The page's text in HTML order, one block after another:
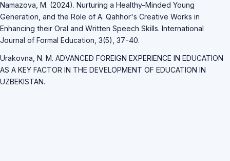
Namazova, M. (2024). Nurturing a Healthy-Minded Young
Generation, and the Role of A. Qahhor's Creative Works in
Enhancing their Oral and Written Speech Skills. International
Journal of Formal Education, 3(5), 37-40.
Urakovna, N. M. ADVANCED FOREIGN EXPERIENCE IN EDUCATION
AS A KEY FACTOR IN THE DEVELOPMENT OF EDUCATION IN
UZBEKISTAN.